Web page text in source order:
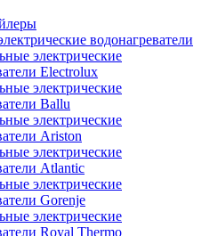
водонагреватели
электрические
Electrolux
электрические
Ballu
электрические
Ariston
электрические
Atlantic
электрические
Gorenje
электрические
Royal Thermo